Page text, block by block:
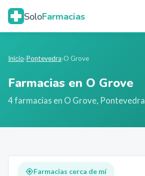
SoloFarmacias
Inicio›Pontevedra›O Grove
Farmacias en O Grove
4farmacias en O Grove, Pontevedra
Farmacias cerca de mí